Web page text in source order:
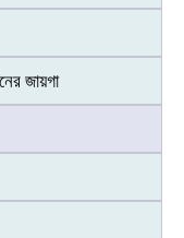
জায়গা